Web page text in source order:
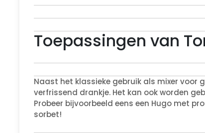
Toepassingen van
Naast het klassieke gebruik als mixer voor
verfrissend drankje. Het kan ook worden
Probeer bijvoorbeeld eens een Hugo met
sorbet!